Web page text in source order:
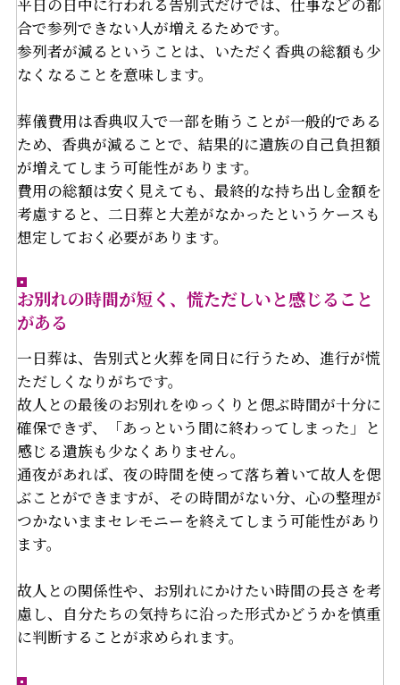
合で参列できない人が増えるためです。
参列者が減るということは、いただく香典の総額も少
なくなることを意味します。
葬儀費用は香典収入で一部を賄うことが一般的である
ため、香典が減ることで、結果的に遺族の自己負担額
が増えてしまう可能性があります。
費用の総額は安く見えても、最終的な持ち出し金額を
考慮すると、二日葬と大差がなかったというケースも
想定しておく必要があります。
お別れの時間が短く、慌ただしいと感じること
がある
一日葬は、告別式と火葬を同日に行うため、進行が慌
ただしくなりがちです。
故人との最後のお別れをゆっくりと偲ぶ時間が十分に
確保できず、「あっという間に終わってしまった」と
感じる遺族も少なくありません。
通夜があれば、夜の時間を使って落ち着いて故人を偲
ぶことができますが、その時間がない分、心の整理が
つかないままセレモニーを終えてしまう可能性があり
ます。
故人との関係性や、お別れにかけたい時間の長さを考
慮し、自分たちの気持ちに沿った形式かどうかを慎重
に判断することが求められます。